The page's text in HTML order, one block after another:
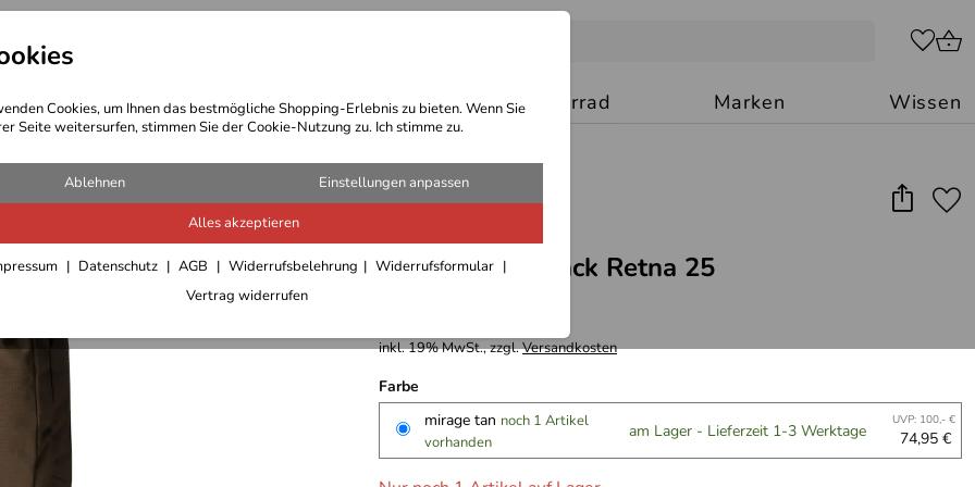
Cookies, um Ihnen das bestmögliche Shopping-Erlebnis zu bieten. Wenn Sie
Seite weitersurfen, stimmen Sie der Cookie-Nutzung zu. Ich stimme zu.
Ablehnen Einstellungen anpassen
Alles akzeptieren
Datenschutz AGB Widerrufsbelehrung
Widerrufsformular
Vertrag widerrufen
Bekleidung Outdoor Ausrüstung Motorrad Marken Wissen
Gregory Rucksack Retna 25
inkl. 19% MwSt., zzgl.Versandkosten
Farbe
mirage tan noch 1 Artikel
vorhanden
am Lager - Lieferzeit 1-3 Werktage UVP: 100,- €
74,95 €